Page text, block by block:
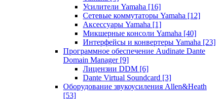
Усилители Yamaha [16]
Сетевые коммутаторы Yamaha [12]
Аксессуары Yamaha [1]
Микшерные консоли Yamaha [40]
Интерфейсы и конвертеры Yamaha [23]
Программное обеспечение Audinate Dante
Domain Manager [9]
Лицензии DDM [6]
Dante Virtual Soundcard [3]
Оборудование звукоусиления Allen&Heath
[53]